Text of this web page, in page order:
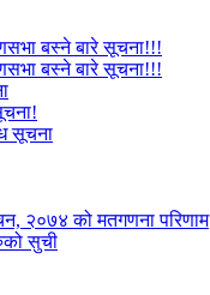
बस्ने बारे सूचना!!!
बस्ने बारे सूचना!!!
सूचना
२०७४ को मतगणना परिणाम
सुची